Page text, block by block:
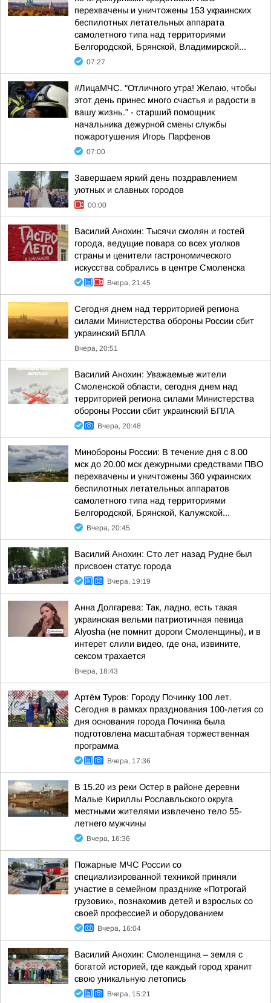
перехвачены и уничтожены 153 украинских
беспилотных летательных аппарата
самолетного типа над территориями
Белгородской, Брянской, Владимирской...
07:27
#ЛицаМЧС. "Отличного утра! Желаю, чтобы
этот день принес много счастья и радости в
вашу жизнь." - старший помощник
начальника дежурной смены службы
пожаротушения Игорь Парфенов
07:00
Завершаем яркий день поздравлением
уютных и славных городов
00:00
Василий Анохин: Тысячи смолян и гостей
города, ведущие повара со всех уголков
страны и ценители гастрономического
искусства собрались в центре Смоленска
Вчера, 21:45
Сегодня днем над территорией региона
силами Министерства обороны России сбит
украинский БПЛА
Вчера, 20:51
Василий Анохин: Уважаемые жители
Смоленской области, сегодня днем над
территорией региона силами Министерства
обороны России сбит украинский БПЛА
Вчера, 20:48
Минобороны России: В течение дня с 8.00
мск до 20.00 мск дежурными средствами ПВО
перехвачены и уничтожены 360 украинских
беспилотных летательных аппаратов
самолетного типа над территориями
Белгородской, Брянской, Калужской...
Вчера, 20:45
Василий Анохин: Сто лет назад Рудне был
присвоен статус города
Вчера, 19:19
Анна Долгарева: Так, ладно, есть такая
украинская вельми патриотичная певица
Alyosha (не помнит дороги Смоленщины), и в
интерет слили видео, где она, извините,
сексом трахается
Вчера, 18:43
Артём Туров: Городу Починку 100 лет.
Сегодня в рамках празднования 100-летия со
дня основания города Починка была
подготовлена масштабная торжественная
программа
Вчера, 17:36
В 15.20 из реки Остер в районе деревни
Малые Кириллы Рославльского округа
местными жителями извлечено тело 55-
летнего мужчины
Вчера, 16:36
Пожарные МЧС России со
специализированной техникой приняли
участие в семейном празднике «Потрогай
грузовик», познакомив детей и взрослых со
своей профессией и оборудованием
Вчера, 16:04
Василий Анохин: Смоленщина – земля с
богатой историей, где каждый город хранит
свою уникальную летопись
Вчера, 15:21